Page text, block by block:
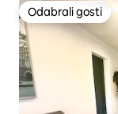
Odabrali gosti
Odabrali gosti